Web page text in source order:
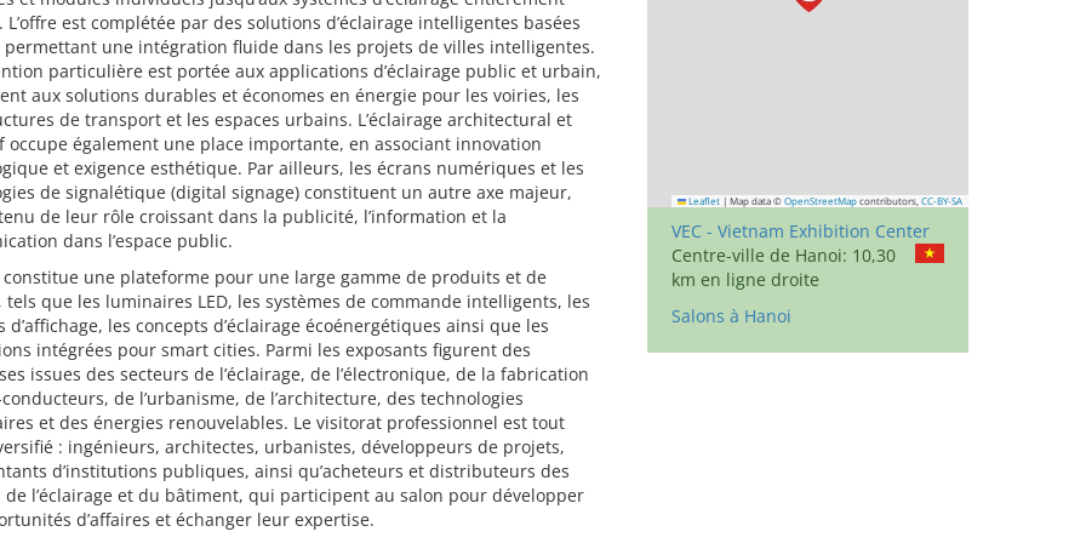
L’offre est complétée par des solutions d’éclairage intelligentes basées
permettant une intégration fluide dans les projets de villes intelligentes.
particulière est portée aux applications d’éclairage public et urbain,
aux solutions durables et économes en énergie pour les voiries, les
de transport et les espaces urbains. L’éclairage architectural et
occupe également une place importante, en associant innovation
et exigence esthétique. Par ailleurs, les écrans numériques et les
de signalétique (digital signage) constituent un autre axe majeur,
de leur rôle croissant dans la publicité, l’information et la
dans l’espace public.
constitue une plateforme pour une large gamme de produits et de
tels que les luminaires LED, les systèmes de commande intelligents, les
d’affichage, les concepts d’éclairage écoénergétiques ainsi que les
intégrées pour smart cities. Parmi les exposants figurent des
issues des secteurs de l’éclairage, de l’électronique, de la fabrication
de l’urbanisme, de l’architecture, des technologies
et des énergies renouvelables. Le visitorat professionnel est tout
: ingénieurs, architectes, urbanistes, développeurs de projets,
d’institutions publiques, ainsi qu’acheteurs et distributeurs des
de l’éclairage et du bâtiment, qui participent au salon pour développer
d’affaires et échanger leur expertise.
Leaflet | Map data © OpenStreetMap contributors, CC-BY-SA
VEC - Vietnam Exhibition Center
Centre-ville de Hanoi: 10,30
km en ligne droite
Salons à Hanoi